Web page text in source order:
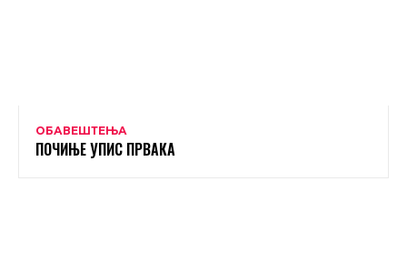
ОБАВЕШТЕЊА
ПОЧИЊЕ УПИС ПРВАКА